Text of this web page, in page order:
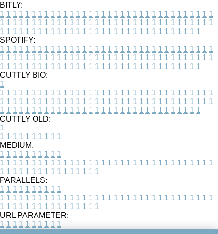
BITLY:
1 1 1 1 1 1 1 1 1 1 1 1 1 1 1 1 1 1 1 1 1 1 1 1 1 1 1 1 1 1 1 1 1 1
1 1 1 1 1 1 1 1 1 1 1 1 1 1 1 1 1 1 1 1 1 1 1 1 1 1 1 1 1 1 1 1 1 1
1 1 1 1 1 1 1 1 1 1 1 1 1 1 1 1 1 1 1 1 1 1 1 1 1 1 1 1 1 1 1 1
SPOTIFY:
1 1 1 1 1 1 1 1 1 1 1 1 1 1 1 1 1 1 1 1 1 1 1 1 1 1 1 1 1 1 1 1 1 1
1 1 1 1 1 1 1 1 1 1 1 1 1 1 1 1 1 1 1 1 1 1 1 1 1 1 1 1 1 1 1 1 1 1
1 1 1 1 1 1 1 1 1 1 1 1 1 1 1 1 1 1 1 1 1 1 1 1 1 1 1 1 1 1 1 1
CUTTLY BIO:
1
1 1 1 1 1 1 1 1 1 1 1 1 1 1 1 1 1 1 1 1 1 1 1 1 1 1 1 1 1 1 1 1 1 1
1 1 1 1 1 1 1 1 1 1 1 1 1 1 1 1 1 1 1 1 1 1 1 1 1 1 1 1 1 1 1 1 1 1
1 1 1 1 1 1 1 1 1 1 1 1 1 1 1 1 1 1 1 1 1 1 1 1 1 1 1 1 1 1 1 1
CUTTLY OLD:
1
1 1 1 1 1 1 1 1 1 1
MEDIUM:
1 1 1 1 1 1 1 1 1 1
1 1 1 1 1 1 1 1 1 1 1 1 1 1 1 1 1 1 1 1 1 1 1 1 1 1 1 1 1 1 1 1 1 1
1 1 1 1 1 1 1 1 1 1 1 1 1 1 1 1
PARALLELS:
1 1 1 1 1 1 1 1 1 1
1 1 1 1 1 1 1 1 1 1 1 1 1 1 1 1 1 1 1 1 1 1 1 1 1 1 1 1 1 1 1 1 1 1
1 1 1 1 1 1 1 1 1 1 1 1 1 1 1 1
URL PARAMETER:
1 1 1 1 1 1 1 1 1 1